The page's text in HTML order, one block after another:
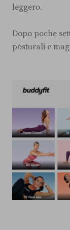
leggero.
Dopo poche
posturali e